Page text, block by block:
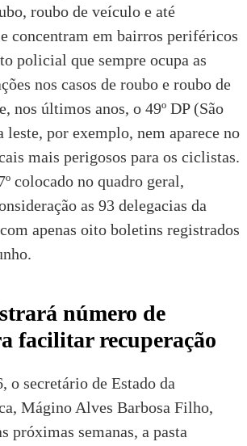
roubo de veículo e até
concentram em bairros periféricos
policial que sempre ocupa as
nos casos de roubo e roubo de
nos últimos anos, o 49º DP (São
leste, por exemplo, nem aparece no
mais perigosos para os ciclistas.
colocado no quadro geral,
as 93 delegacias da
apenas oito boletins registrados
número de
facilitar recuperação
o secretário de Estado da
Mágino Alves Barbosa Filho,
próximas semanas, a pasta